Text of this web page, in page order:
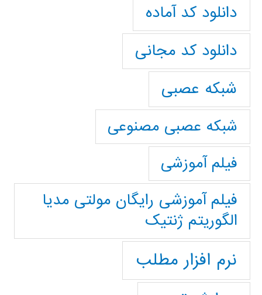
دانلود کد آماده
دانلود کد مجانی
شبکه عصبی
شبکه عصبی مصنوعی
فیلم آموزشی
فیلم آموزشی رایگان مولتی مدیا
الگوریتم ژنتیک
نرم افزار مطلب